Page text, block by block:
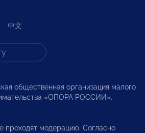
中文
общественная организация малого
«ОПОРА РОССИИ».
проходят модерацию. Согласно